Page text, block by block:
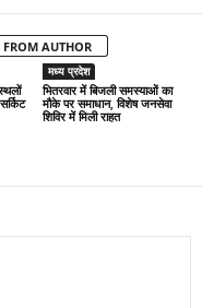
FROM AUTHOR
मध्य प्रदेश
भितरवार में बिजली समस्याओं का
मौके पर समाधान, विशेष जनसेवा
शिविर में मिली राहत